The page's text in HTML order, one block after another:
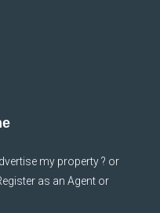
my property ? or
as an Agent or